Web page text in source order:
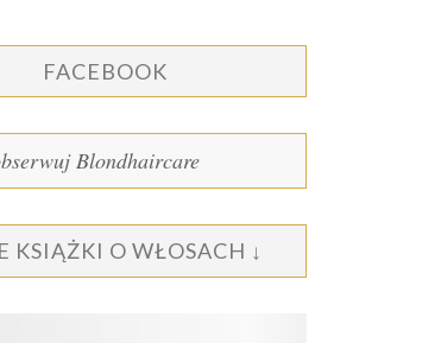
FACEBOOK
Blondhaircare
KSIĄŻKI O WŁOSACH ↓